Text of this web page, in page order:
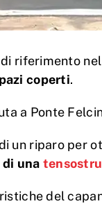
riferimento
coperti.
a Ponte
un riparo per
una
del